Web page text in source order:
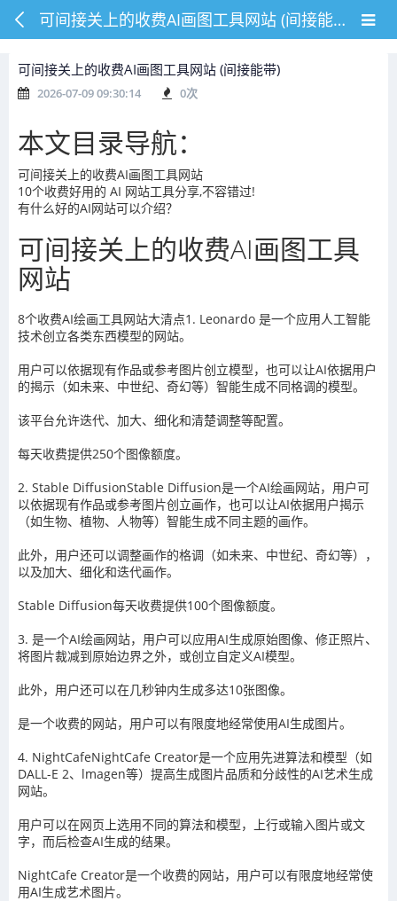
可间接关上的收费AI画图工具网站 (间接能带)
可间接关上的收费AI画图工具网站 (间接能带)
2026-07-09 09:30:14 0次
本文目录导航：
可间接关上的收费AI画图工具网站
10个收费好用的 AI 网站工具分享,不容错过!
有什么好的AI网站可以介绍？
可间接关上的收费AI画图工具
网站
8个收费AI绘画工具网站大清点1. Leonardo 是一个应用人工智能
技术创立各类东西模型的网站。
用户可以依据现有作品或参考图片创立模型，也可以让AI依据用户
的揭示（如未来、中世纪、奇幻等）智能生成不同格调的模型。
该平台允许迭代、加大、细化和清楚调整等配置。
每天收费提供250个图像额度。
2. Stable DiffusionStable Diffusion是一个AI绘画网站，用户可
以依据现有作品或参考图片创立画作，也可以让AI依据用户揭示
（如生物、植物、人物等）智能生成不同主题的画作。
此外，用户还可以调整画作的格调（如未来、中世纪、奇幻等），
以及加大、细化和迭代画作。
Stable Diffusion每天收费提供100个图像额度。
3. 是一个AI绘画网站，用户可以应用AI生成原始图像、修正照片、
将图片裁减到原始边界之外，或创立自定义AI模型。
此外，用户还可以在几秒钟内生成多达10张图像。
是一个收费的网站，用户可以有限度地经常使用AI生成图片。
4. NightCafeNightCafe Creator是一个应用先进算法和模型（如
DALL-E 2、lmagen等）提高生成图片品质和分歧性的AI艺术生成
网站。
用户可以在网页上选用不同的算法和模型，上行或输入图片或文
字，而后检查AI生成的结果。
NightCafe Creator是一个收费的网站，用户可以有限度地经常使
用AI生成艺术图片。